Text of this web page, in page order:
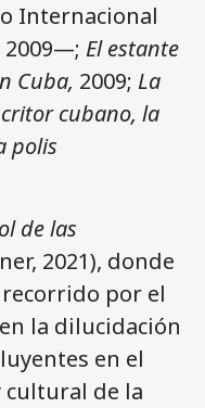
Internacional
2009—; El estante
Cuba, 2009; La
cubano, la
polis
de las
2021), donde
por el
la dilucidación
en el
cultural de la